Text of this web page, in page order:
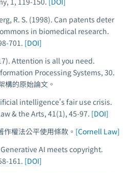
R. S. (1998). Can patents deter
in biomedical research.
701. [DOI]
Attention is all you need.
Processing Systems, 30.
構的原始論文。
intelligence's fair use crisis.
& the Arts, 41(1), 45-97. [DOI]
權法公平使用條款。 [Cornell Law]
AI meets copyright.
161. [DOI]